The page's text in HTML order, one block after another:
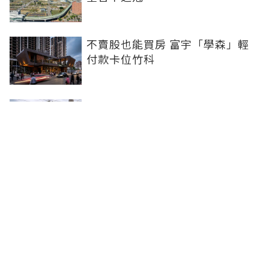
不賣股也能買房 富宇「學森」輕
付款卡位竹科